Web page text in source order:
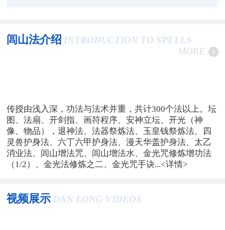
闾山法介绍 INTRODUCTION TO SPELLS
MORE
传授由浅入深，功法与法术并重，共计300个法以上。坛
图、法扇、开剑指、画符程序、安神立坛、开光（神
像、物品），退神法、法器祭炼法、玉皇钱祭炼法、四
灵兽护身法、六丁六甲护身法、漫天华盖护身法、太乙
消业法、闾山增法咒、闾山增法水、金光咒修炼增功法
（1/2）、金光法修炼之二、金光咒手诀...<详情>
视频展示 DAN LONG VIDEOS